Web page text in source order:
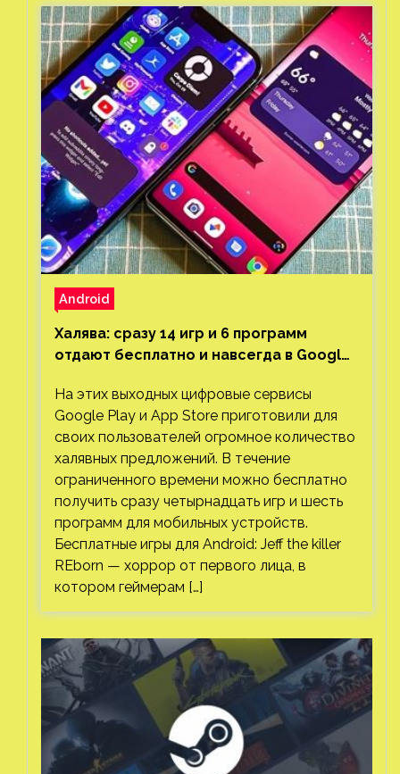
Android
Халява: сразу 14 игр и 6 программ
отдают бесплатно и навсегда в Google
загрузок
На этих выходных цифровые сервисы
Google Play и App Store приготовили для
своих пользователей огромное количество
халявных предложений. В течение
ограниченного времени можно бесплатно
получить сразу четырнадцать игр и шесть
программ для мобильных устройств.
Бесплатные игры для Android: Jeff the killer
REborn — хоррор от первого лица, в
котором геймерам […]